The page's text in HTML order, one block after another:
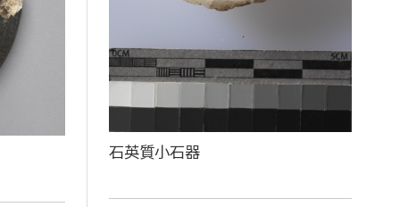
石英質小石器